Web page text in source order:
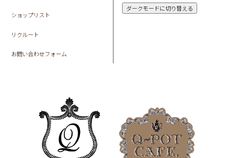
ショップリスト
リクルート
お問い合わせフォーム
ダークモードに切り替える